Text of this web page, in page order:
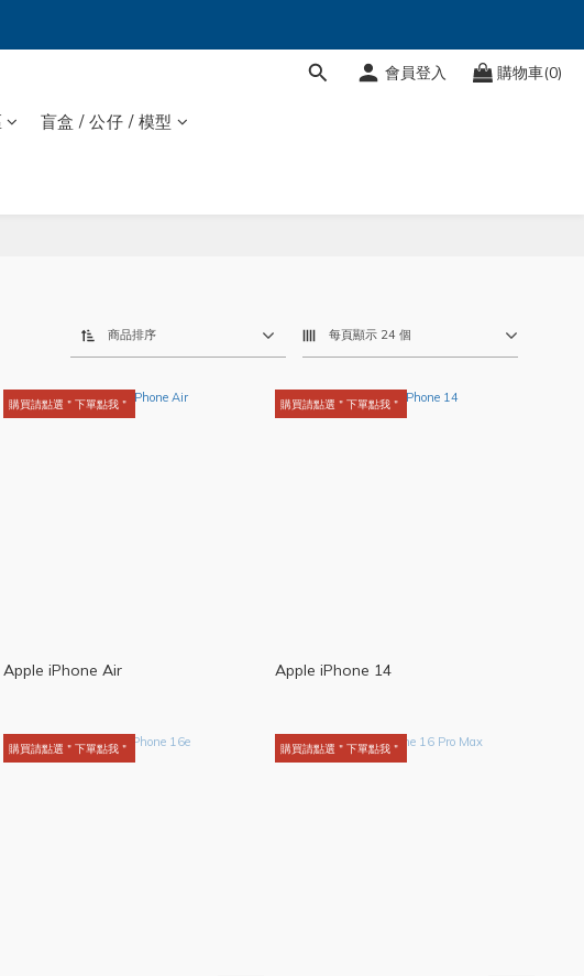
會員登入 購物車(0)
盲盒 / 公仔 / 模型
商品排序 每頁顯示 24 個
購買請點選＂下單點我＂
Apple iPhone Air
購買請點選＂下單點我＂
Apple iPhone 14
購買請點選＂下單點我＂ 購買請點選＂下單點我＂